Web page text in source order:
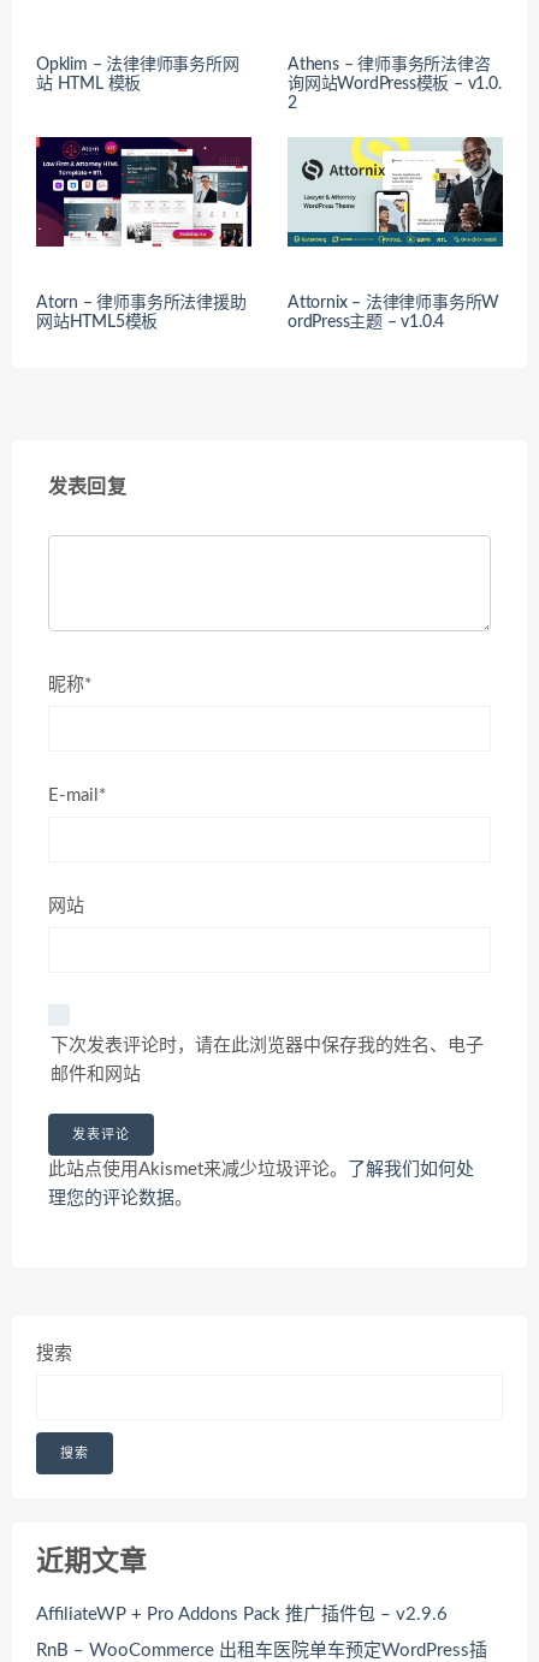
Opklim – 法律律师事务所网
站 HTML 模板
Athens – 律师事务所法律咨
询网站WordPress模板 – v1.0.
2
Atorn – 律师事务所法律援助
网站HTML5模板
Attornix – 法律律师事务所W
ordPress主题 – v1.0.4
发表回复
昵称*
E-mail*
网站
下次发表评论时，请在此浏览器中保存我的姓名、电子
邮件和网站
此站点使用Akismet来减少垃圾评论。
了解我们如何处
理您的评论数据。
搜索
搜索
近期文章
AffiliateWP + Pro Addons Pack 推广插件包 – v2.9.6
RnB – WooCommerce 出租车医院单车预定WordPress插